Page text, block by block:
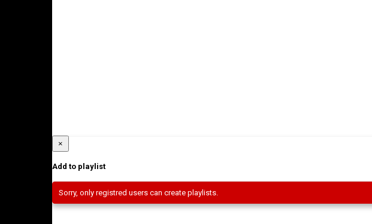
×
Add to playlist
Sorry, only registred users can create playlists.